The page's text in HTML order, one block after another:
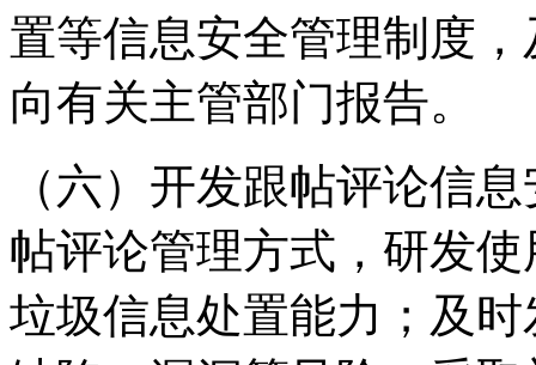
置等信息安全管理制度
向有关主管部门报告。
（六）开发跟帖评论信
帖评论管理方式，研发
垃圾信息处置能力；及